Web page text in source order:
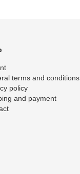
terms and conditions
policy
and payment